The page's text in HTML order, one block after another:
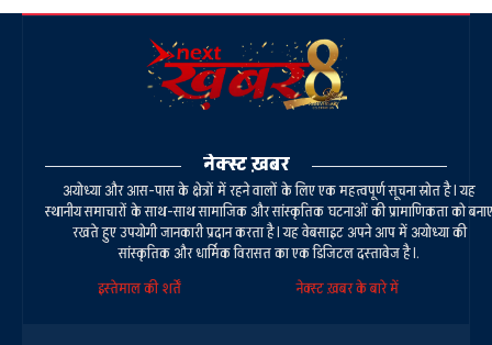
नेक्स्ट ख़बर
अयोध्या और आस-पास के क्षेत्रों में रहने वालों के लिए एक महत्वपूर्ण सूचना स्रोत है। यह
स्थानीय समाचारों के साथ-साथ सामाजिक और सांस्कृतिक घटनाओं की प्रामाणिकता को बनाए
रखते हुए उपयोगी जानकारी प्रदान करता है। यह वेबसाइट अपने आप में अयोध्या की
सांस्कृतिक और धार्मिक विरासत का एक डिजिटल दस्तावेज है।.
इस्तेमाल की शर्तें
नेक्स्ट ख़बर के बारे में